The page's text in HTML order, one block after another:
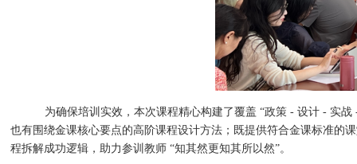
为确保培训实效，本次课程精心构建了覆盖 “政策 - 设计 - 实战
也有围绕金课核心要点的高阶课程设计方法；既提供符合金课标准的
程拆解成功逻辑，助力参训教师 “知其然更知其所以然”。